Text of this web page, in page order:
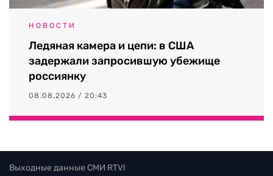
НОВОСТИ
Ледяная камера и цепи: в США
задержали запросившую убежище
россиянку
08.08.2026 / 20:43
Выходные данные СМИ RTVI